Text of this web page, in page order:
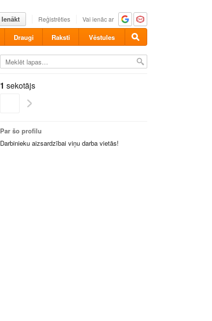
Ienākt Reģistrēties Vai ienāc ar
Draugi Raksti Vēstules
1 sekotājs
Par šo profilu
Darbinieku aizsardzībai viņu darba vietās!